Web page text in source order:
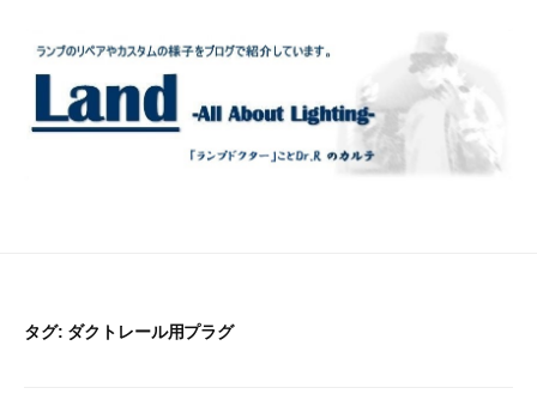
タグ: ダクトレール用プラグ